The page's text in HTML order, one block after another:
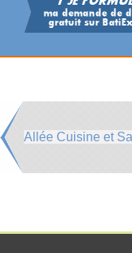
Allée Cuisine et